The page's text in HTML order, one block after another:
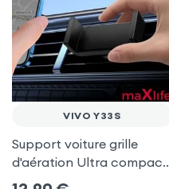
VIVO Y33S
Support voiture grille
d'aération Ultra compact
pour Vivo Y33s